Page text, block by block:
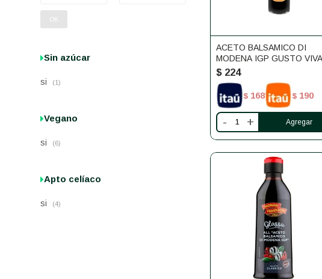
ACETO BALSAMICO DI
MODENA IGP GUSTO
250ML
$ 224
$ 168 $ 190
- +
OK
Sin azúcar
si (1)
Vegano
si (6)
Apto celíaco
si (4)